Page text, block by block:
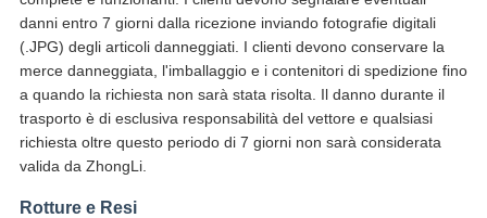
danni entro 7 giorni dalla ricezione inviando fotografie digitali
(.JPG) degli articoli danneggiati. I clienti devono conservare la
merce danneggiata, l'imballaggio e i contenitori di spedizione fino
a quando la richiesta non sarà stata risolta. Il danno durante il
trasporto è di esclusiva responsabilità del vettore e qualsiasi
richiesta oltre questo periodo di 7 giorni non sarà considerata
valida da ZhongLi.
Rotture e Resi